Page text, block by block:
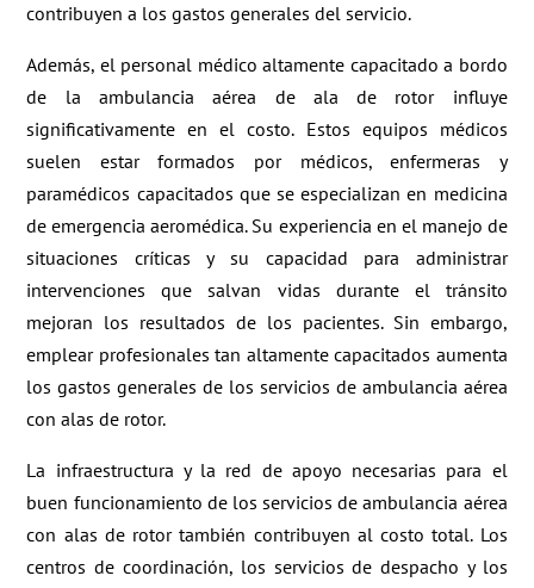
contribuyen a los gastos generales del servicio.
Además, el personal médico altamente capacitado a bordo
de la ambulancia aérea de ala de rotor influye
significativamente en el costo. Estos equipos médicos
suelen estar formados por médicos, enfermeras y
paramédicos capacitados que se especializan en medicina
de emergencia aeromédica. Su experiencia en el manejo de
situaciones críticas y su capacidad para administrar
intervenciones que salvan vidas durante el tránsito
mejoran los resultados de los pacientes. Sin embargo,
emplear profesionales tan altamente capacitados aumenta
los gastos generales de los servicios de ambulancia aérea
con alas de rotor.
La infraestructura y la red de apoyo necesarias para el
buen funcionamiento de los servicios de ambulancia aérea
con alas de rotor también contribuyen al costo total. Los
centros de coordinación, los servicios de despacho y los